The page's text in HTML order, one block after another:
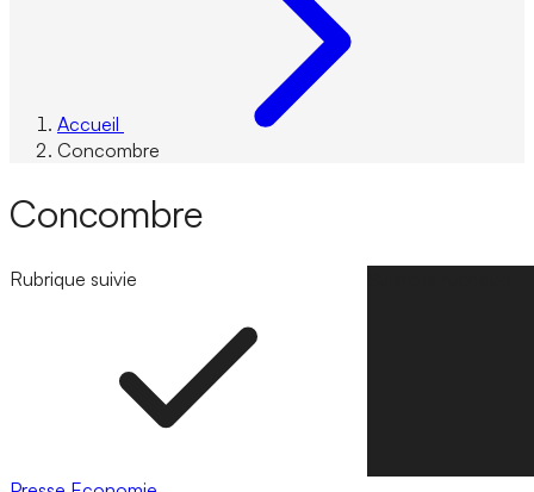
Accueil
Concombre
Concombre
Rubrique suivie